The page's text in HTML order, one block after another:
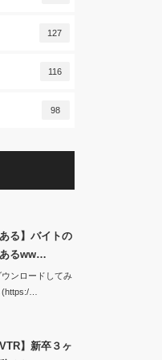
127
116
98
る】バイトの
あるww…
ンロードしてみ
…
】新卒３ヶ